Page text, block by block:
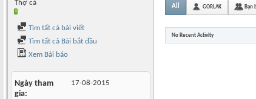
Thợ cả
Tìm tất cả bài viết
Tìm tất cả Bài bắt đầu
Xem Bài báo
Ngày tham
gia
17-08-2015
All GORLAK Bạn
No Recent Activity